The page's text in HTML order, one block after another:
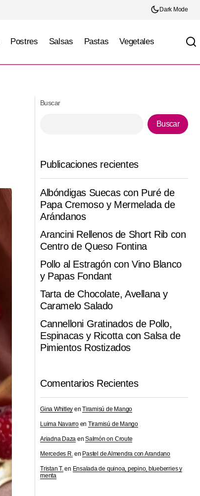
Dark Mode
Postres Salsas Pastas Vegetales
Buscar
Buscar
Publicaciones recientes
Albóndigas Suecas con Puré de
Papa Cremoso y Mermelada de
Arándanos
Arancini Rellenos de Short Rib con
Centro de Queso Fontina
Pollo al Estragón con Vino Blanco
y Papas Fondant
Tarta de Chocolate, Avellana y
Caramelo Salado
Cannelloni Gratinados de Pollo,
Espinacas y Ricotta con Salsa de
Pimientos Rostizados
Comentarios Recientes
Gina Whitley enTiramisú de Mango
Luima Navarroen Tiramisú de Mango
Ariadna Daza enSalmón on Croute
Mercedes R.en Pastel de Almendra con Arandano
Tristan T.en Ensalada de quinoa, pepino, blueberries y
menta